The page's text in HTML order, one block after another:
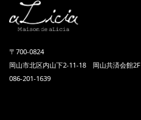
〒700-0824
岡山市北区内山下2-11-18 岡山共済会館2F
086-201-1639